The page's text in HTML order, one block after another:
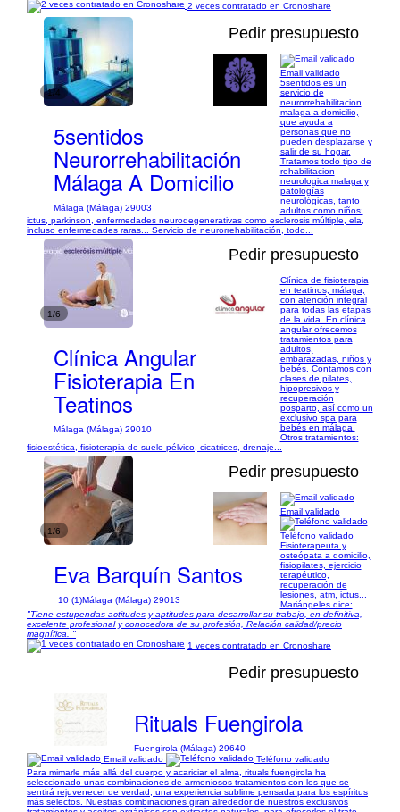
2 veces contratado en Cronoshare
1/4
Pedir presupuesto
5sentidos
Neurorrehabilitación
Málaga A Domicilio
Málaga (Málaga) 29003
Email validado
5sentidos es un
servicio de
neurorrehabilitacion
malaga a domicilio,
que ayuda a
personas que no
pueden desplazarse y
salir de su hogar.
Tratamos todo tipo de
rehabilitacion
neurologica malaga y
patologías
neurológicas, tanto
adultos como niños:
ictus, parkinson, enfermedades neurodegenerativas como esclerosis múltiple, ela,
incluso enfermedades raras... Servicio de neurorrehabilitación, todo...
1/6
Pedir presupuesto
Clínica Angular
Fisioterapia En
Teatinos
Málaga (Málaga) 29010
Clínica de fisioterapia
en teatinos, málaga,
con atención integral
para todas las etapas
de la vida. En clínica
angular ofrecemos
tratamientos para
adultos,
embarazadas, niños y
bebés. Contamos con
clases de pilates,
hipopresivos y
recuperación
posparto, así como un
exclusivo spa para
bebés en málaga.
Otros tratamientos:
fisioestética, fisioterapia de suelo pélvico, cicatrices, drenaje...
1/6
Pedir presupuesto
Eva Barquín Santos
10 (1)Málaga (Málaga) 29013
Email validado
Teléfono validado
Fisioterapeuta y
osteópata a domicilio,
fisiopilates, ejercicio
terapéutico,
recuperación de
lesiones, atm, ictus...
Mariángeles dice:
"Tiene estupendas actitudes y aptitudes para desarrollar su trabajo, en definitiva,
excelente profesional y conocedora de su profesión, Relación calidad/precio
magnífica. "
1 veces contratado en Cronoshare
Pedir presupuesto
Rituals Fuengirola
Fuengirola (Málaga) 29640
Email validado
Teléfono validado
Para mimarle más allá del cuerpo y acariciar el alma, rituals fuengirola ha
seleccionado unas combinaciones de armoniosos tratamientos con los que se
sentirá rejuvenecer de verdad, una experiencia sublime pensada para los espíritus
más selectos. Nuestras combinaciones giran alrededor de nuestros exclusivos